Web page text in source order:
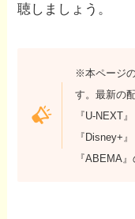
聴しましょう。
※本ページ
す。最新の
『U-NEXT
『Disney+
『ABEMA